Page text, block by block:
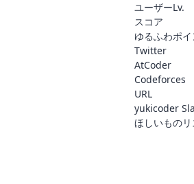
ユーザーLv.
スコア
ゆるふわポ
Twitter
AtCoder
Codeforces
URL
yukicoder
ほしいもの